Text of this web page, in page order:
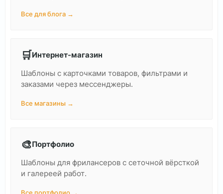
Все для блога →
🛒Интернет-магазин
Шаблоны с карточками товаров, фильтрами и
заказами через мессенджеры.
Все магазины →
🎨Портфолио
Шаблоны для фрилансеров с сеточной вёрсткой
и галереей работ.